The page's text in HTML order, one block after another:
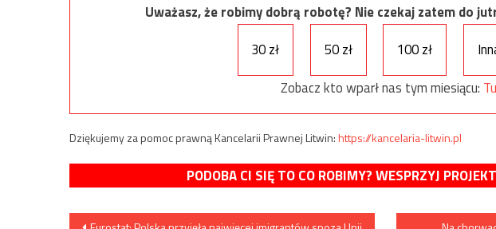
Uważasz, że robimy dobrą robotę? Nie czekaj zatem do
30 zł
50 zł 100 zł
Zobacz kto wparł nas tym miesiącu:
Dziękujemy za pomoc prawną Kancelarii Prawnej Litwin:https://kancelaria-litwin.pl
PODOBA CI SIĘ TO CO ROBIMY? WESPRZYJ